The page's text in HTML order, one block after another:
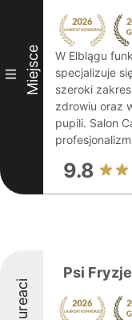
III Miejsce
W Elblągu
specjalizuje
szeroki
zdrowiu oraz
pupili. Salon
9.8
Laureaci
Psi